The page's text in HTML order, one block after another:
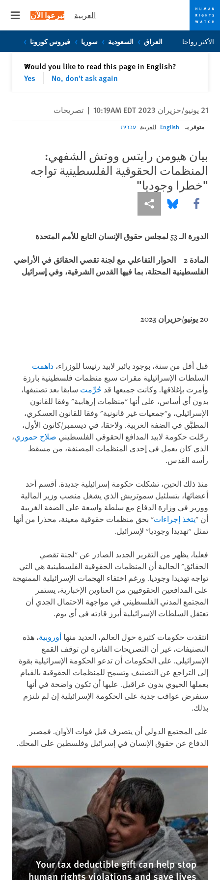
Skip
to
Skip
to
العربية تبرعوا الآن
الأكثر رواجا العراق السعودية سوريا فيروس كورونا
Would you like to read this page in English?
Yes
No, don't ask again
✕إغلاق
21 يونيو/حزيران 2023 10:19AM EDT | تصريحات
متوفر بـ English العربية עברית
بيان هيومن رايتس ووتش الشفهي:
المنظمات الحقوقية الفلسطينية تواجه
"خطرا وجوديا"
Share this via Facebook
Share this via Bluesky
Share this via مشاركة
الدورة الـ 53 لمجلس حقوق الإنسان التابع للأمم المتحدة
المادة 2 – الحوار التفاعلي مع لجنة تقصي الحقائق في الأراضي
الفلسطينية المحتلة، بما فيها القدس الشرقية، وفي إسرائيل
20 يونيو/حزيران 2023
قبل أقل من سنة، بوجود يائير لابيد رئيسا للوزراء، داهمت
السلطات الإسرائيلية مقرات سبع منظمات فلسطينية بارزة
وأمرت بإغلاقها. وكانت جميعها قد جُرِّمت سابقا بعد تصنيفها،
بدون أي أساس، على أنها "منظمات إرهابية" وفقا للقانون
الإسرائيلي، و"جمعيات غير قانونية" وفقا للقانون العسكري،
المطبَّق في الضفة الغربية. ولاحقا، في ديسمبر/كانون الأول،
رحّلت حكومة لابيد المدافع الحقوقي الفلسطيني صلاح حموري،
الذي كان يعمل في إحدى المنظمات المصنفة، من مسقط
رأسه القدس.
منذ ذلك الحين، تشكلت حكومة إسرائيلية جديدة. أقسم أحد
أعضائها، بتسلئيل سموتريش الذي يشغل منصب وزير المالية
ووزير في وزارة الدفاع مع سلطة واسعة على الضفة الغربية
أن "يتخذ إجراءات" بحق منظمات حقوقية معينة، محذرا من أنها
تمثل "تهديدا وجوديا" لإسرائيل.
فعليا، يظهر من التقرير الجديد الصادر عن "لجنة تقصي
الحقائق" الحالية أن المنظمات الحقوقية الفلسطينية هي التي
تواجه تهديدا وجوديا. ورغم اختفاء الهجمات الإسرائيلية الممنهجة
على المدافعين الحقوقيين من العناوين الإخبارية، يستمر
المجتمع المدني الفلسطيني في مواجهة الاحتمال الجدي أن
تعتقل السلطات الإسرائيلية أبرز قادته في أي يوم.
انتقدت حكومات كثيرة حول العالم، العديد منها أوروبية، هذه
التصنيفات، غير أن التصريحات الفاترة لن توقف القمع
الإسرائيلي. على الحكومات أن تدعو الحكومة الإسرائيلية بقوة
إلى التراجع عن التصنيف وتسمح للمنظمات الحقوقية بالقيام
بعملها الحيوي بدون عراقيل. عليها أن تكون واضحة في أنها
ستفرض عواقب جدية على الحكومة الإسرائيلية إن لم تلتزم
بذلك.
على المجتمع الدولي أن يتصرف قبل فوات الأوان. فمصير
الدفاع عن حقوق الإنسان في إسرائيل وفلسطين على المحك.
Your tax deductible gift can help stop
human rights violations and save lives